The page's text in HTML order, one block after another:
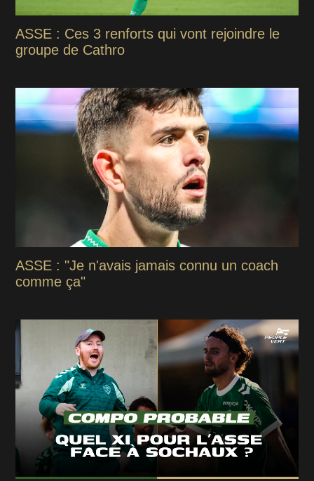
ASSE : Ces 3 renforts qui vont rejoindre le
groupe de Cathro
ASSE : "Je n'avais jamais connu un coach
comme ça"